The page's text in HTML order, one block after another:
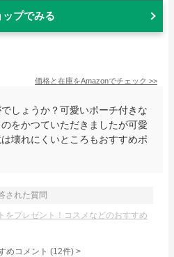
ップでみる
価格と在庫をAmazonでチェック >>
しょうか？可愛いポーチ付きな
をかつていただきましたが可愛
壊れにくいところもおすすめポ
された質問
をプレゼント！コスメなどのおすすめ
めコメント (12件) >